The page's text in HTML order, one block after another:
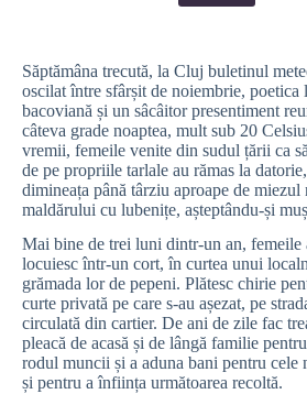
Săptămâna trecută, la Cluj buletinul
oscilat între sfârșit de noiembrie, poetica
bacoviană și un sâcâitor presentiment
câteva grade noaptea, mult sub 20
vremii, femeile venite din sudul țării ca
de pe propriile tarlale au rămas la
dimineața până târziu aproape de
maldărului cu lubenițe, așteptându-și
Mai bine de trei luni dintr-un an, femeile
locuiesc într-un cort, în curtea unui
grămada lor de pepeni. Plătesc chirie
curte privată pe care s-au așezat, pe
circulată din cartier. De ani de zile fac
pleacă de acasă și de lângă familie
rodul muncii și a aduna bani pentru cele
și pentru a înființa următoarea recoltă.